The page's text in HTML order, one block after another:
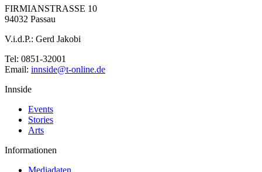
FIRMIANSTRASSE 10
94032 Passau
V.i.d.P.: Gerd Jakobi
Tel: 0851-32001
Email: innside@t-online.de
Innside
Events
Stories
Arts
Informationen
Mediadaten